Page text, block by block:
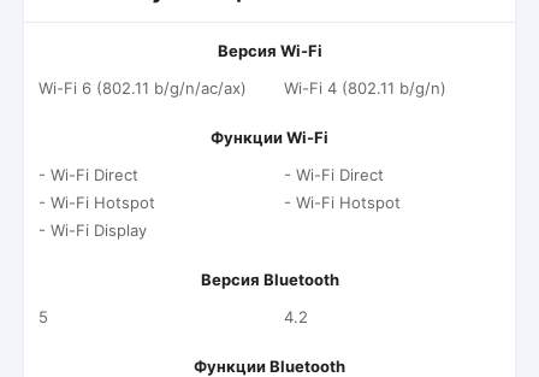
Версия Wi-Fi
Wi-Fi 6 (802.11 b/g/n/ac/ax)
Wi-Fi 4 (802.11 b/g/n)
Функции Wi-Fi
- Wi-Fi Direct
- Wi-Fi Hotspot
- Wi-Fi Display
- Wi-Fi Direct
- Wi-Fi Hotspot
Версия Bluetooth
5
4.2
Функции Bluetooth